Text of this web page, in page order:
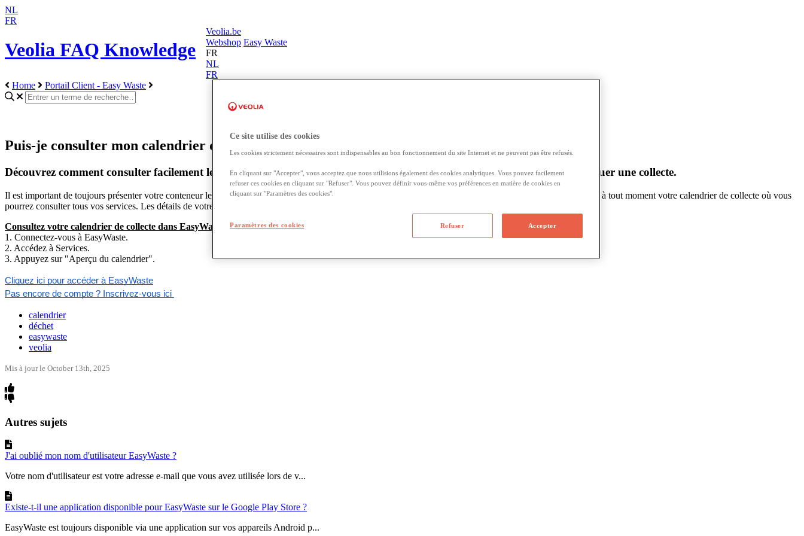
NL
FR
Veolia FAQ Knowledge
Veolia.be
Webshop Easy Waste
FR
NL
FR
Home
Portail Client - Easy Waste
Puis-je consulter mon calendrier de collecte des déchets dans EasyWaste ?
Découvrez comment consulter facilement le calendrier de collecte des déchets Veolia dans EasyWaste pour ne jamais manquer une collecte.
Il est important de toujours présenter votre conteneur le jour lorsque nous venons vider à tout moment votre calendrier de collecte où vous
pourrez consulter tous vos services. Les détails de votre
Consultez votre calendrier de collecte dans EasyWaste
1 . Connectez-vous à EasyWaste.
2. Accédez à Services.
3. Appuyez sur "Aperçu du calendrier".
Cliquez ici pour accéder à EasyWaste
Pas encore de compte ? Inscrivez-vous ici
calendrier
déchet
easywaste
veolia
Mis à jour le October 13th, 2025
Autres sujets
J'ai oublié mon nom d'utilisateur EasyWaste ?
Votre nom d'utilisateur est votre adresse e-mail que vous avez utilisée lors de v...
Existe-t-il une application disponible pour EasyWaste sur le Google Play Store ?
EasyWaste est toujours disponible via une application sur vos appareils Android p...
Ce site utilise des cookies
Les cookies strictement nécessaires sont indispensables au bon fonctionnement du site Internet et ne peuvent pas être refusés.
En cliquant sur "Accepter", vous acceptez que nous utilisions également des cookies analytiques. Vous pouvez facilement
refuser ces cookies en cliquant sur "Refuser". Vous pouvez définir vous-même vos préférences en matière de cookies en
cliquant sur "Paramètres des cookies".
Paramètres des cookies Refuser Accepter